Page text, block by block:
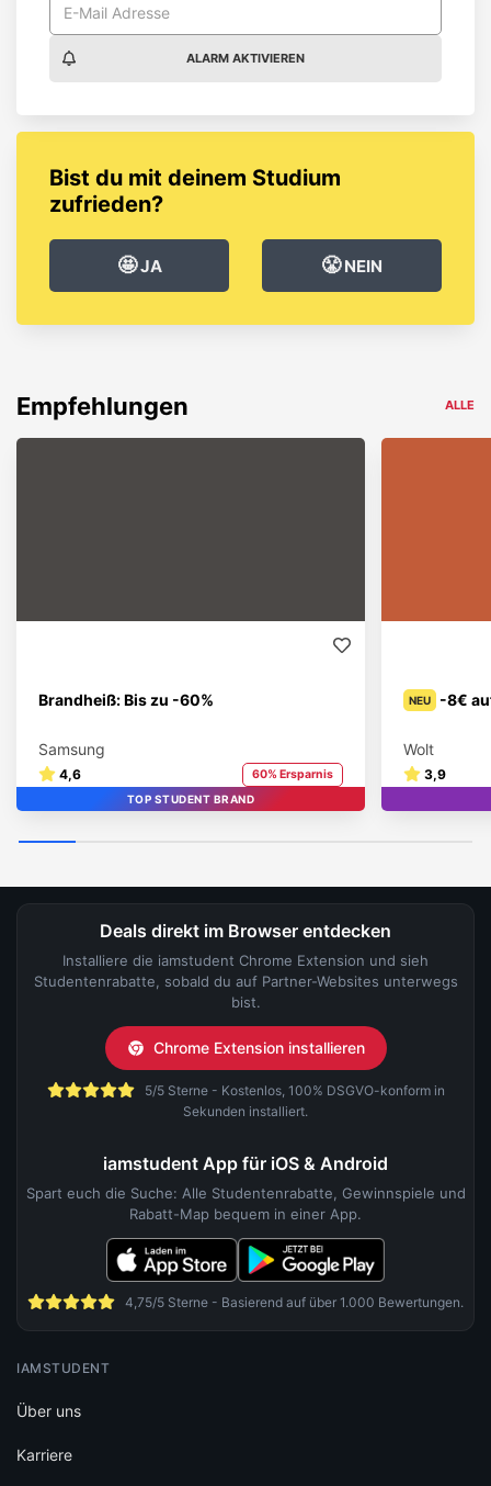
ALARM AKTIVIEREN
Bist du mit deinem Studium
zufrieden?
🤩JA 😤NEIN
Empfehlungen ALLE
Brandheiß: Bis zu -60%
Samsung
4,6 60% Ersparnis
TOP STUDENT BRAND
NEU -8€
Wolt
3,9
Deals direkt im Browser entdecken
Installiere die iamstudent Chrome Extension und sieh
Studentenrabatte, sobald du auf Partner-Websites unterwegs
bist.
Chrome Extension installieren
5/5 Sterne - Kostenlos, 100% DSGVO-konform in
Sekunden installiert.
iamstudent App für iOS & Android
Spart euch die Suche: Alle Studentenrabatte, Gewinnspiele und
Rabatt-Map bequem in einer App.
4,75/5 Sterne - Basierend auf über 1.000 Bewertungen.
IAMSTUDENT
Über uns
Karriere